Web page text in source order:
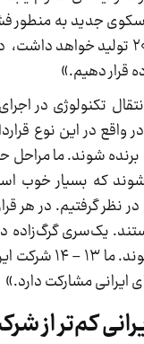
جدید به منطور
فشارافزایی برای سال
قرار دهیم.»
انتقال تکنولوژی در
واقع در این نوع
برنده شوند. ما
که بسیار خوب
نظر گرفتیم. در هر
یک‌سری گرگ‌زاده
کند باید
ایرانی مشارکت دارد.»
کم‌تر از